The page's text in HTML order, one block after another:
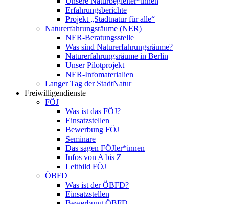
Erfahrungsberichte
Projekt „Stadtnatur für alle“
Naturerfahrungsräume (NER)
NER-Beratungsstelle
Was sind Naturerfahrungsräume?
Naturerfahrungsräume in Berlin
Unser Pilotprojekt
NER-Infomaterialien
Langer Tag der StadtNatur
Freiwilligendienste
FÖJ
Was ist das FÖJ?
Einsatzstellen
Bewerbung FÖJ
Seminare
Das sagen FÖJler*innen
Infos von A bis Z
Leitbild FÖJ
ÖBFD
Was ist der ÖBFD?
Einsatzstellen